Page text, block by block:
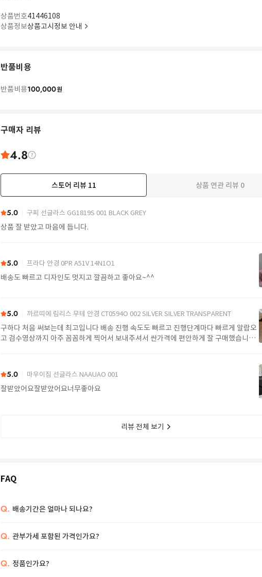
상품번호41446108
상품정보상품고시정보 안내
반품비용
반품비용100,000원
구매자 리뷰
4.8
스토어 리뷰 11 상품 연관 리뷰 0
5.0 구찌 선글라스 GG1819S 001 BLACK GREY
상품 잘 받았고 마음에 듭니다.
5.0 프라다 안경 0PR A51V 14N1O1
배송도 빠르고 디자인도 멋지고 깔끔하고 좋아요~^^
5.0 까르띠에 림리스 무테 안경 CT0594O 002 SILVER SILVER TRANSPARENT
구하다 처음 써보는데 최고입니다 배송 진행 속도도 빠르고 진행단계마다 빠르게 알람오
고 검수영상까지 아주 꼼꼼하게 찍어서 보내주셔서 싼가격에 편안하게 잘 구매했습니다.
5.0 마우이짐 선글라스 NAAUAO 001
잘받았어요잘받았어요너무좋아요
리뷰 전체 보기
FAQ
Q. 배송기간은 얼마나 되나요?
Q. 관부가세 포함된 가격인가요?
Q. 정품인가요?